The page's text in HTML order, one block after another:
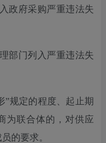
政府采购严重违法失
部门列入严重违法失
”规定的程度、起止期
为联合体的，对供应
的要求。